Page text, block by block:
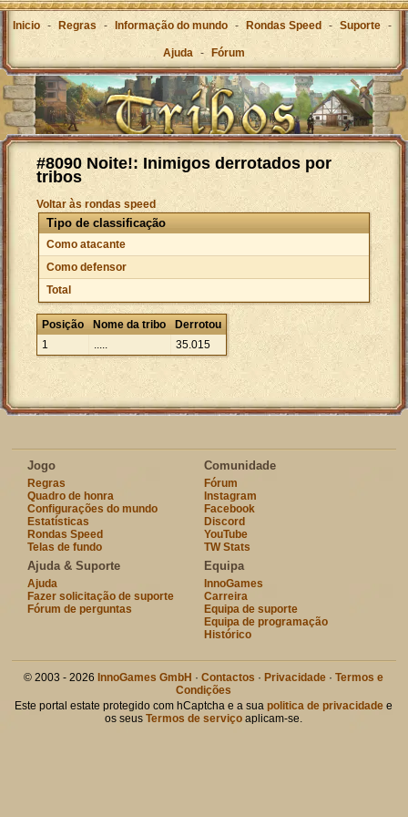
Inicio - Regras - Informação do mundo - Rondas Speed - Suporte -
Ajuda - Fórum
#8090 Noite!: Inimigos derrotados por
tribos
Voltar às rondas speed
Tipo de classificação
Como atacante
Como defensor
Total
Posição Nome da tribo
Derrotou
1
..... 35.015
Jogo
Regras
Quadro de honra
Configurações do mundo
Estatísticas
Rondas Speed
Telas de fundo
Comunidade
Fórum
Instagram
Facebook
Discord
YouTube
TW Stats
Ajuda & Suporte
Ajuda
Fazer solicitação de suporte
Fórum de perguntas
Equipa
InnoGames
Carreira
Equipa de suporte
Equipa de programação
Histórico
© 2003 - 2026 InnoGames GmbH ·Contactos · Privacidade ·Termos e
Condições
Este portal estate protegido com hCaptcha e a suapolitica de privacidade e
os seusTermos de serviço aplicam-se.